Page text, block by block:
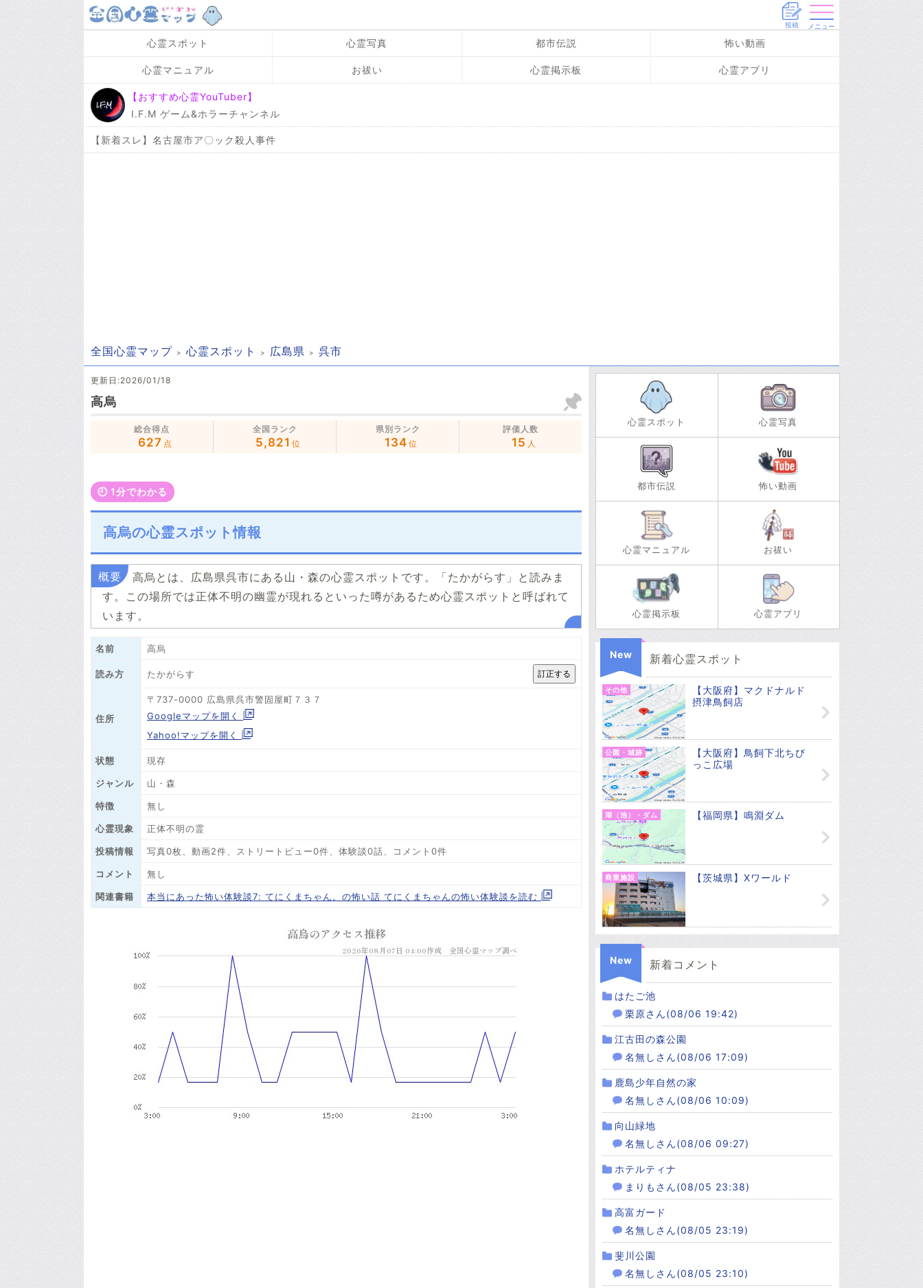
投稿 メニュー
心霊スポット 心霊写真 都市伝説 怖い動画
心霊マニュアル お祓い 心霊掲示板 心霊アプリ
【おすすめ心霊YouTuber】
I.F.M ゲーム&ホラーチャンネル
【新着スレ】名古屋市ア〇ック殺人事件
全国心霊マップ 心霊スポット 広島県 呉市
更新日:2026/01/18
高烏
総合得点
627 点
全国ランク
5,821 位
県別ランク
134 位
評価人数
15 人
🕘️ 1分でわかる
高烏の心霊スポット情報
高烏とは、広島県呉市にある山・森の心霊スポットです。「たかがらす」と読みま
す。この場所では正体不明の幽霊が現れるといった噂があるため心霊スポットと呼ばれて
います。
名前 高烏
読み方 たかがらす
住所
〒737-0000 広島県呉市警固屋町７３７
Googleマップを開く
Yahoo!マップを開く
状態 現存
ジャンル 山・森
特徴 無し
心霊現象 正体不明の霊
投稿情報 写真0枚、動画2件、ストリートビュー0件、体験談0話、コメント0件
コメント 無し
関連書籍 本当にあった怖い体験談7: てにくまちゃん。の怖い話 てにくまちゃんの怖い体験談を読む
心霊スポット 心霊写真
都市伝説 怖い動画
心霊マニュアル お祓い
心霊掲示板 心霊アプリ
New 新着心霊スポット
その他
【大阪府】マクドナルド
摂津鳥飼店
公園・城跡
【大阪府】鳥飼下北ちび
っこ広場
湖（池）・ダム 【福岡県】鳴淵ダム
商業施設 【茨城県】Xワールド
New 新着コメント
はたご池
栗原さん(08/06 19:42)
江古田の森公園
名無しさん(08/06 17:09)
鹿島少年自然の家
名無しさん(08/06 10:09)
向山緑地
名無しさん(08/06 09:27)
ホテルティナ
まりもさん(08/05 23:38)
高富ガード
名無しさん(08/05 23:19)
斐川公園
名無しさん(08/05 23:10)